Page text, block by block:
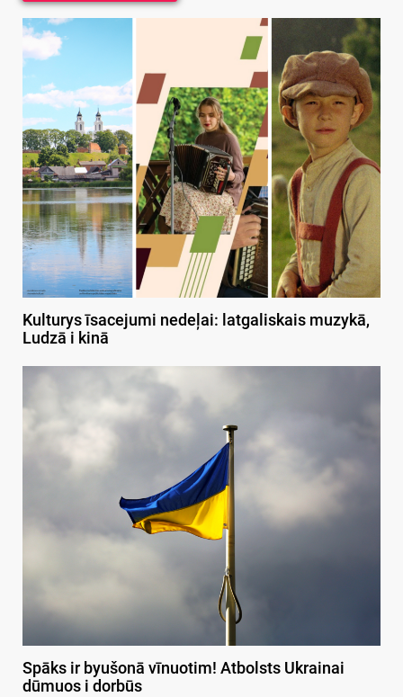
Kulturys īsacejumi nedeļai: latgaliskais muzykā,
Ludzā i kinā
Spāks ir byušonā vīnuotim! Atbolsts Ukrainai
dūmuos i dorbūs